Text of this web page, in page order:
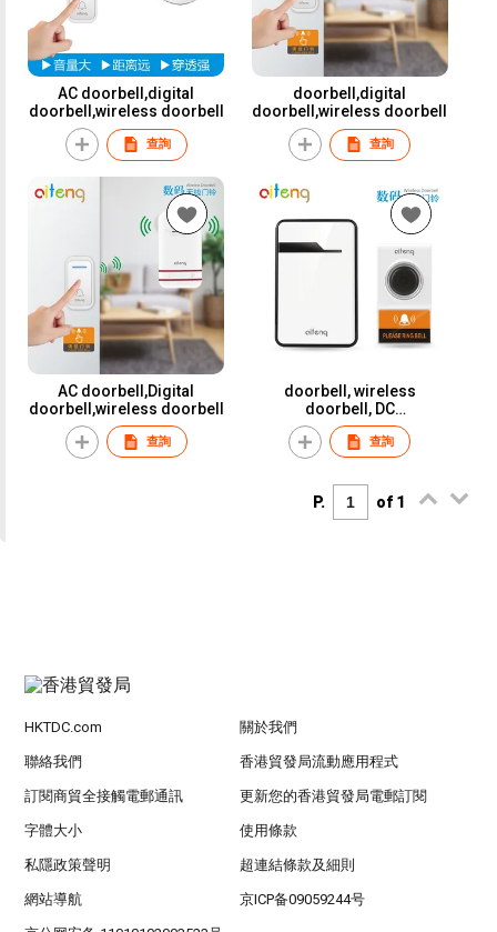
AC doorbell,digital
doorbell,wireless doorbell
查詢
doorbell,digital
doorbell,wireless doorbell
查詢
AC doorbell,Digital
doorbell,wireless doorbell
查詢
doorbell, wireless
doorbell, DC
doorbell,remote control
doorbell查詢
P. of 1
HKTDC.com 關於我們
聯絡我們 香港貿發局流動應用程式
訂閱商貿全接觸電郵通訊 更新您的香港貿發局電郵訂閱
字體大小 使用條款
私隱政策聲明 超連結條款及細則
網站導航 京ICP备09059244号